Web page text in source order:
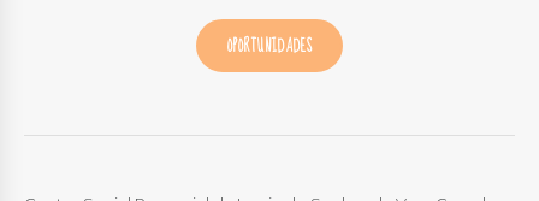
OPORTUNIDADES